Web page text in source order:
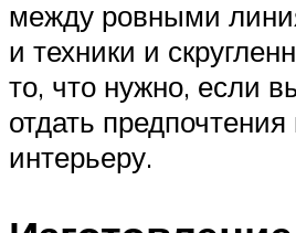
между ровными
и техники и
то, что нужно, если
отдать
интерьеру.